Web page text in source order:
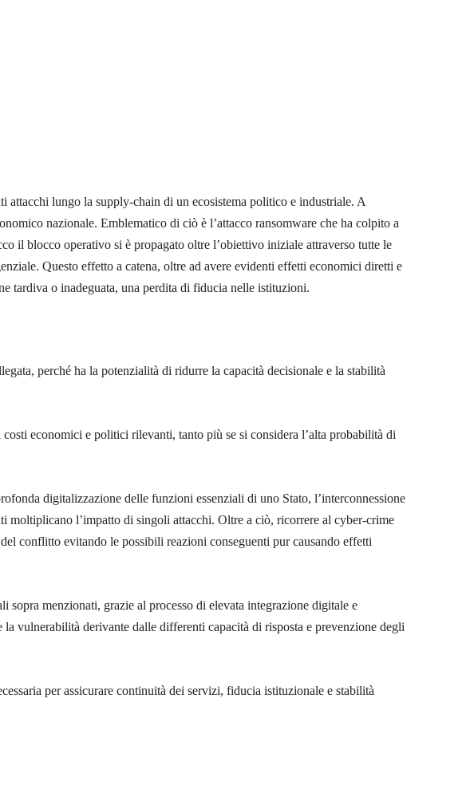
attacchi lungo la supply-chain di un ecosistema politico e industriale. A
nazionale. Emblematico di ciò è l’attacco ransomware che ha colpito a
il blocco operativo si è propagato oltre l’obiettivo iniziale attraverso tutte le
Questo effetto a catena, oltre ad avere evidenti effetti economici diretti e
tardiva o inadeguata, una perdita di fiducia nelle istituzioni.
perché ha la potenzialità di ridurre la capacità decisionale e la stabilità
economici e politici rilevanti, tanto più se si considera l’alta probabilità di
digitalizzazione delle funzioni essenziali di uno Stato, l’interconnessione
l’impatto di singoli attacchi. Oltre a ciò, ricorrere al cyber-crime
conflitto evitando le possibili reazioni conseguenti pur causando effetti
sopra menzionati, grazie al processo di elevata integrazione digitale e
vulnerabilità derivante dalle differenti capacità di risposta e prevenzione degli
per assicurare continuità dei servizi, fiducia istituzionale e stabilità